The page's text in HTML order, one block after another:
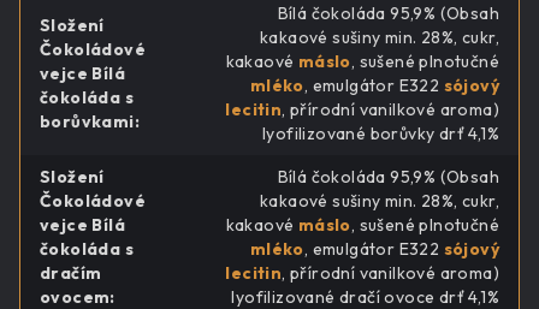
Složení
Čokoládové
vejce Bílá
čokoláda s
borůvkami:
Bílá čokoláda 95,9% (Obsah
kakaové sušiny min. 28%, cukr,
kakaové máslo, sušené plnotučné
mléko, emulgátor E322 sójový
lecitin, přírodní vanilkové aroma)
lyofilizované borůvky drť 4,1%
Složení
Čokoládové
vejce Bílá
čokoláda s
dračím
ovocem:
Bílá čokoláda 95,9% (Obsah
kakaové sušiny min. 28%, cukr,
kakaové máslo, sušené plnotučné
mléko, emulgátor E322 sójový
lecitin, přírodní vanilkové aroma)
lyofilizované dračí ovoce drť 4,1%